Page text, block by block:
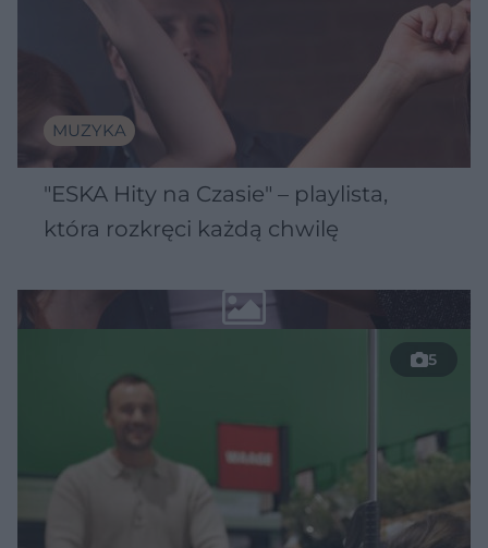
MUZYKA
"ESKA Hity na Czasie" – playlista,
która rozkręci każdą chwilę
5